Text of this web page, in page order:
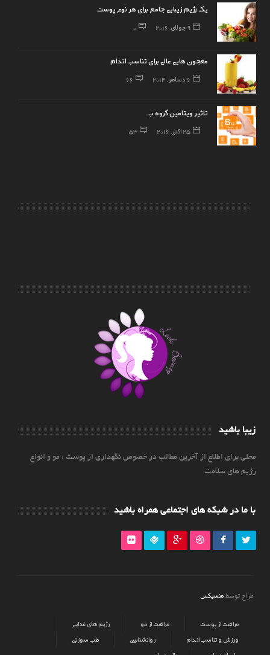
یک رژیم زیبایی جامع برای هر نوع پوست
9 جولای, 2016 0
معجون هایی عالی برای تناسب اندام
6 دسامبر, 2014 66
تاثیر ویتامین گروه ب
25 اکتبر, 2016 53
زیبا باشید
محلی برای اطلاع از آخرین مطالب در خصوص نگهداری از پوست ، مو و انواع
رژیم های سلامت
با ما در شبکه های اجتماعی همراه باشید
طراح توسط منسیکس
مراقبت از پوست مراقبت از مو
رژیم های غذایی
ورزش و تناسب اندام
روانشناسی
طب سوزنی